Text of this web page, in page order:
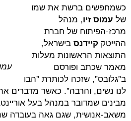
עמוס זיו
ברשת את שמו
, מנהל
של חברת
בישראל,
מעלות
ופורסם
לכותרת "הבו
והרבה". כאשר מדברים אתו על
במנהל בעל אוריינטציה
שגם גאה בעובדה שנשים רבות